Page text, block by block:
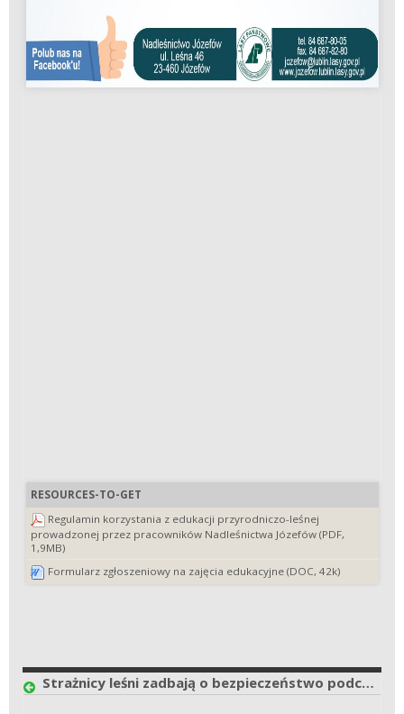
RESOURCES-TO-GET
Regulamin korzystania z edukacji przyrodniczo-leśnej
prowadzonej przez pracowników Nadleśnictwa Józefów (PDF,
1,9MB)
Formularz zgłoszeniowy na zajęcia edukacyjne (DOC, 42k)
Strażnicy leśni zadbają o bezpieczeństwo podczas majówki